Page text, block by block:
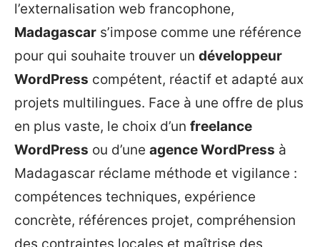
l’externalisation web francophone,
Madagascar s’impose comme une référence
pour qui souhaite trouver un développeur
WordPress compétent, réactif et adapté aux
projets multilingues. Face à une offre de plus
en plus vaste, le choix d’un freelance
WordPress ou d’une agence WordPress à
Madagascar réclame méthode et vigilance :
compétences techniques, expérience
concrète, références projet, compréhension